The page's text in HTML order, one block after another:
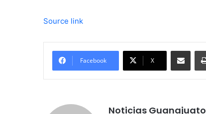
Source link
Facebook X
Noticias Guanajuato